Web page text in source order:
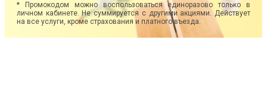
* Промокодом можно воспользоваться единоразово только в
личном кабинете. Не суммируется с другими акциями. Действует
на все услуги, кроме страхования и платного въезда.